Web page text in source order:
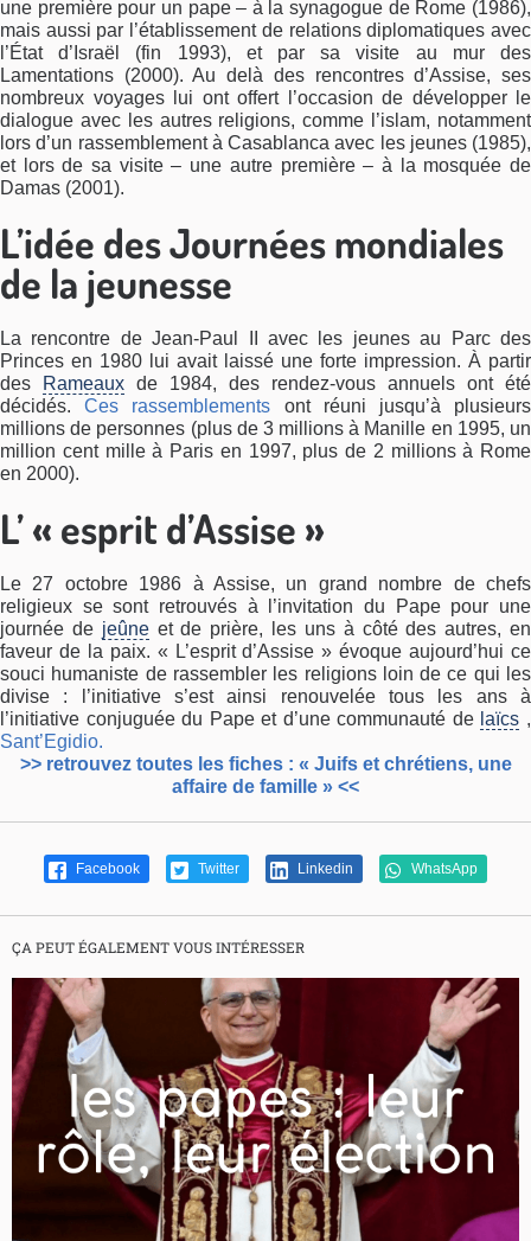
une première pour un pape – à la synagogue de Rome (1986),
mais aussi par l’établissement de relations diplomatiques avec
l’État d’Israël (fin 1993), et par sa visite au mur des
Lamentations (2000). Au delà des rencontres d’Assise, ses
nombreux voyages lui ont offert l’occasion de développer le
dialogue avec les autres religions, comme l’islam, notamment
lors d’un rassemblement à Casablanca avec les jeunes (1985),
et lors de sa visite – une autre première – à la mosquée de
Damas (2001).
L’idée des Journées mondiales
de la jeunesse
La rencontre de Jean-Paul II avec les jeunes au Parc des
Princes en 1980 lui avait laissé une forte impression. À partir
des
Rameaux de 1984, des rendez-vous annuels ont été
décidés.Ces rassemblements ont réuni jusqu’à plusieurs
millions de personnes (plus de 3 millions à Manille en 1995, un
million cent mille à Paris en 1997, plus de 2 millions à Rome
en 2000).
L’ « esprit d’Assise »
Le 27 octobre 1986 à Assise, un grand nombre de chefs
religieux se sont retrouvés à l’invitation du Pape pour une
journée de jeûneet de prière, les uns à côté des autres, en
faveur de la paix. « L’esprit d’Assise » évoque aujourd’hui ce
souci humaniste de rassembler les religions loin de ce qui les
divise : l’initiative s’est ainsi renouvelée tous les ans à
l’initiative conjuguée du Pape et d’une communauté de laïcs ,
Sant’Egidio.
>> retrouvez toutes les fiches : « Juifs et chrétiens, une
affaire de famille » <<
Facebook Twitter Linkedin WhatsApp
ÇA PEUT ÉGALEMENT VOUS INTÉRESSER